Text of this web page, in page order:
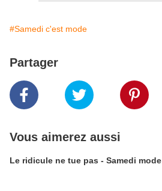
#Samedi c'est mode
Partager
Vous aimerez aussi
Le ridicule ne tue pas - Samedi mode